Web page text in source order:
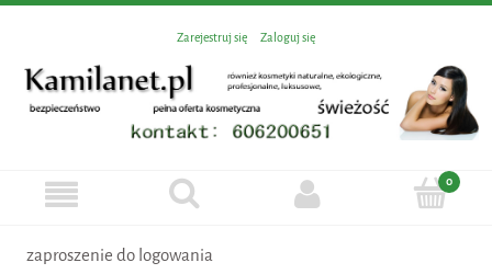
Zarejestruj się Zaloguj się
zaproszenie do logowania